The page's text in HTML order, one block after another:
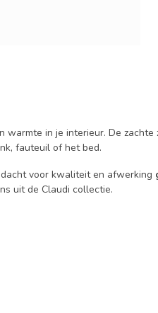
warmte in je interieur. De zachte
fauteuil of het bed.
voor kwaliteit en afwerking
uit de Claudi collectie.